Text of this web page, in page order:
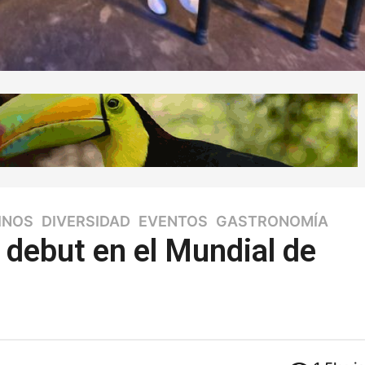
,DIVERSIDAD ,EVENTOS ,GASTRONOMÍA
en el Mundial de